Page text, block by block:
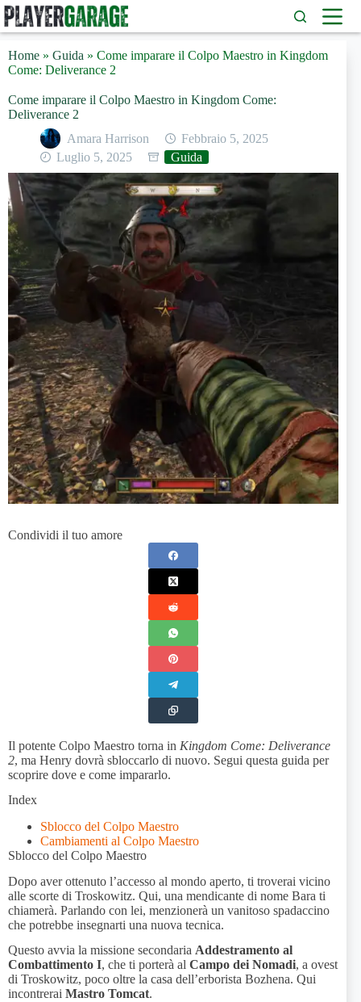
Salta
al
contenuto
Home » Guida » Come imparare il Colpo Maestro in Kingdom
Come: Deliverance 2
Come imparare il Colpo Maestro in Kingdom Come:
Deliverance 2
Amara Harrison
Febbraio 5, 2025
Luglio 5, 2025
Guida
Condividi il tuo amore
Il potente Colpo Maestro torna in Kingdom Come: Deliverance
2, ma Henry dovrà sbloccarlo di nuovo. Segui questa guida per
scoprire dove e come impararlo.
Index
Sblocco del Colpo Maestro
Cambiamenti al Colpo Maestro
Sblocco del Colpo Maestro
Dopo aver ottenuto l’accesso al mondo aperto, ti troverai vicino
alle scorte di Troskowitz. Qui, una mendicante di nome Bara ti
chiamerà. Parlando con lei, menzionerà un vanitoso spadaccino
che potrebbe insegnarti una nuova tecnica.
Questo avvia la missione secondaria Addestramento al
Combattimento I, che ti porterà al Campo dei Nomadi, a ovest
di Troskowitz, poco oltre la casa dell’erborista Bozhena. Qui
incontrerai Mastro Tomcat.